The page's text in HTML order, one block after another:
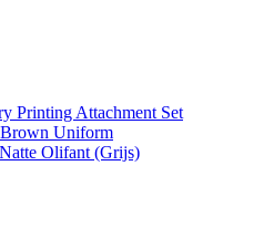
Printing Attachment Set
Uniform
Olifant (Grijs)